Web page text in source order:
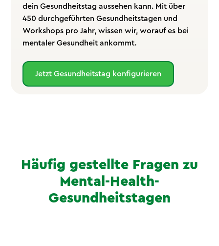
dein Gesundheitstag aussehen kann. Mit über
450 durchgeführten Gesundheitstagen und
Workshops pro Jahr, wissen wir, worauf es bei
mentaler Gesundheit ankommt.
Jetzt Gesundheitstag konfigurieren
Häufig gestellte Fragen zu
Mental-Health-
Gesundheitstagen